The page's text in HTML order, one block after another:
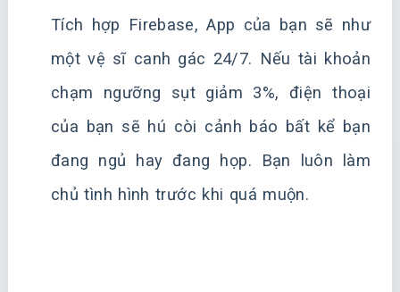
Tích hợp Firebase, App của bạn sẽ như
một vệ sĩ canh gác 24/7. Nếu tài khoản
chạm ngưỡng sụt giảm 3%, điện thoại
của bạn sẽ hú còi cảnh báo bất kể bạn
đang ngủ hay đang họp. Bạn luôn làm
chủ tình hình trước khi quá muộn.